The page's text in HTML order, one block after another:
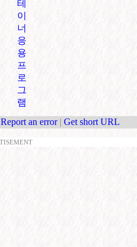
테
이
너
응
용
프
로
그
램
Report an error | Get short URL